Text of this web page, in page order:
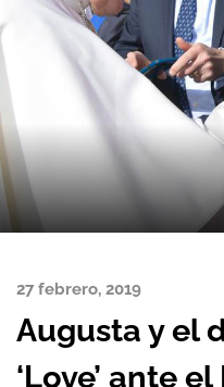
27 febrero, 2019
Augusta y el
‘Love’ ante